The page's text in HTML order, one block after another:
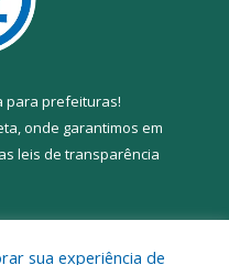
para prefeituras!
onde garantimos em
leis de transparência
sua experiência de